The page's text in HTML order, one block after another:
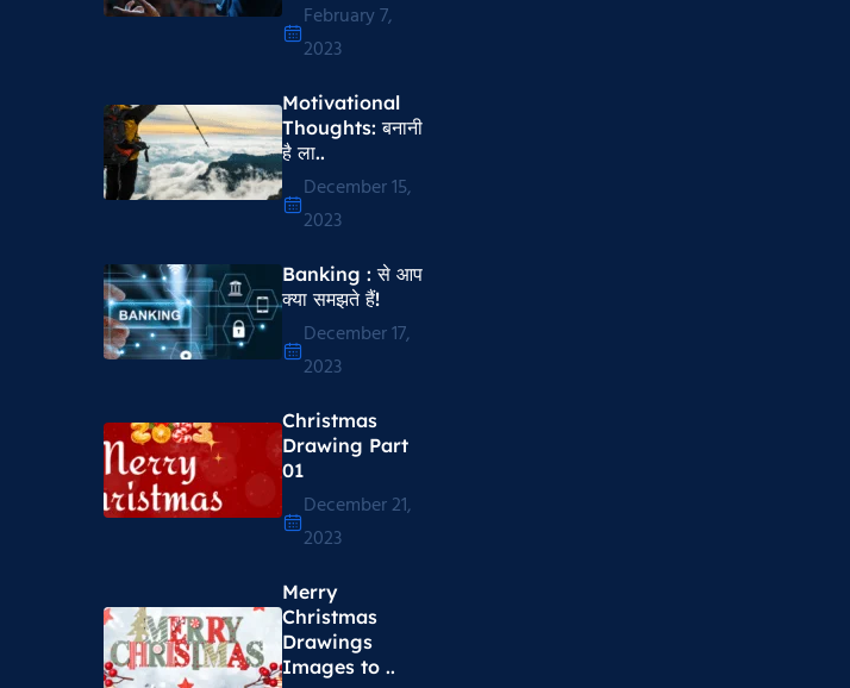
February 7,
2023
Motivational
Thoughts​: बनानी
है ला..
December 15,
2023
Banking : से आप
क्या समझते हैं!
December 17,
2023
Christmas
Drawing Part
01
December 21,
2023
Merry
Christmas
Drawings
Images to ..